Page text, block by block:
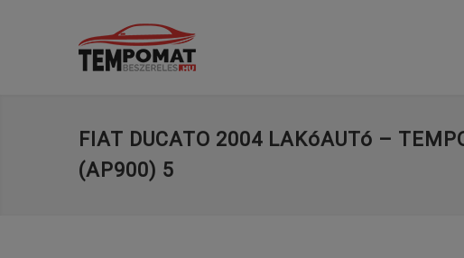
FIAT DUCATO 2004 LAKóAUTó –
(AP900) 5